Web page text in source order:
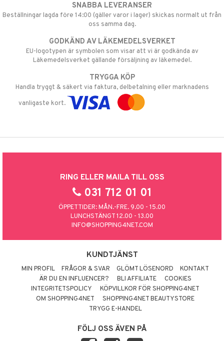
SNABBA LEVERANSER
Beställningar lagda före 14:00 (gäller varor i lager) skickas normalt ut från
oss samma dag.
GODKÄND AV LÄKEMEDELSVERKET
EU-logotypen är symbolen som visar att vi är godkända av
Läkemedelsverket gällande försäljning av läkemedel.
TRYGGA KÖP
Handla tryggt & säkert via faktura, delbetalning eller marknadens
vanligaste kort.
RING ELLER MAILA TILL OSS
031 712 01 01
ÖPPETTIDER: MÅN.-FRE. 9.00 - 15.00
LUNCHSTÄNGT 12.00 - 13.00
INFO@SHOPPING4NET.COM
KUNDTJÄNST
MIN PROFIL FRÅGOR & SVAR GLÖMT LÖSENORD
KONTAKT
ÄR DU EN INFLUENCER?
BLI AFFILIATE
COOKIES
INTEGRITETSPOLICY
KÖPVILLKOR FÖR SHOPPING4NET
OM SHOPPING4NET
SHOPPING4NET BEAUTYSTORE
TRYGG E-HANDEL
FÖLJ OSS ÄVEN PÅ